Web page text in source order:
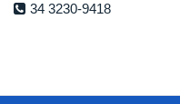
34 3230-9418